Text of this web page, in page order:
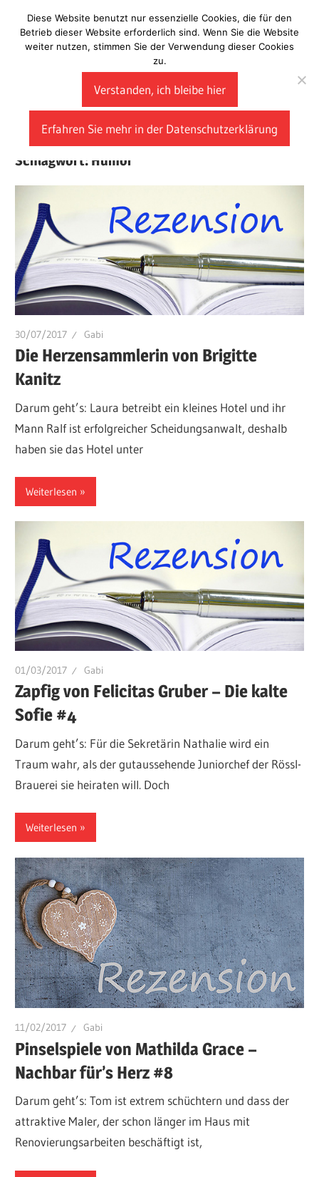
Inhalt
springen
Laberladen
Schlagwort: Humor
30/07/2017 Gabi
Die Herzensammlerin von Brigitte
Kanitz
Darum geht’s: Laura betreibt ein kleines Hotel und ihr
Mann Ralf ist erfolgreicher Scheidungsanwalt, deshalb
haben sie das Hotel unter
Weiterlesen
01/03/2017 Gabi
Zapfig von Felicitas Gruber – Die kalte
Sofie #4
Darum geht’s: Für die Sekretärin Nathalie wird ein
Traum wahr, als der gutaussehende Juniorchef der Rössl-
Brauerei sie heiraten will. Doch
Weiterlesen
11/02/2017 Gabi
Pinselspiele von Mathilda Grace –
Nachbar für’s Herz #8
Darum geht’s: Tom ist extrem schüchtern und dass der
attraktive Maler, der schon länger im Haus mit
Renovierungsarbeiten beschäftigt ist,
Diese Website benutzt nur essenzielle Cookies, die für den
Betrieb dieser Website erforderlich sind. Wenn Sie die Website
weiter nutzen, stimmen Sie der Verwendung dieser Cookies
zu.
Verstanden, ich bleibe hier
Erfahren Sie mehr in der Datenschutzerklärung